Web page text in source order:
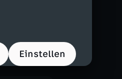
Einstellen